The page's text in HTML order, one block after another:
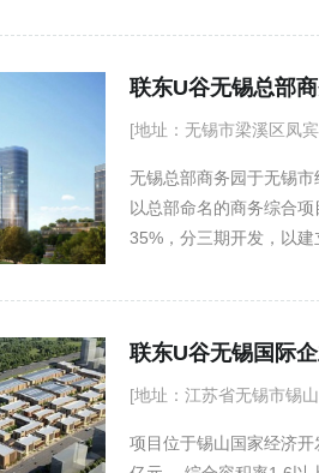
总投资45亿元。作为中
发、服务外包、物联网(
化、软件人才培训、中
联东U谷无锡总部
[地址：无锡市梁溪区凤
无锡总部商务园于无锡
以总部命名的商务综合
35%，分三期开发，以
的企业提供了丰富选择
功能园区。
联东U谷无锡国际
[地址：江苏省无锡市锡
项目位于锡山国家经济